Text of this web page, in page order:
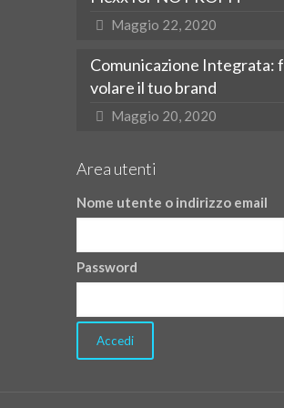
Maggio 22, 2020
Comunicazione Integrata:
volare il tuo brand
Maggio 20, 2020
Area utenti
Nome utente o indirizzo email
Password